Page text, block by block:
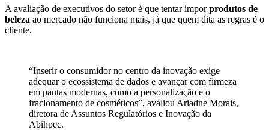
A avaliação de executivos do setor é que tentar imporprodutos de
beleza ao mercado não funciona mais, já que quem dita as regras é o
cliente.
“Inserir o consumidor no centro da inovação exige
adequar o ecossistema de dados e avançar com firmeza
em pautas modernas, como a personalização e o
fracionamento de cosméticos”, avaliou Ariadne Morais,
diretora de Assuntos Regulatórios e Inovação da
Abihpec.